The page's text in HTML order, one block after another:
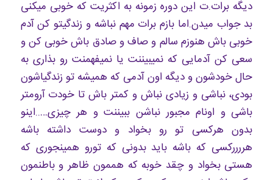
دیگه برات.ت این دوره زمونه به اکثریت که خوبی میکنی
بد جواب میدن.اما بازم برات مهم نباشه و زندگیتو کن آدم
خوبی باش هنوزم سالم و صاف و صادق باش خوبی کن و
سعی کن آدمایی که نمیبیننت یا نمیفهمنت رو بذاری به
حال خودشون و دیگه اون آدمی که همیشه تو زندگیاشون
بودی، نباشی و زیادی نباش و کمتر باش تا خودت آرومتر
باشی و اونام مجبور نباشن ببیننت و هر چیزی…..اینو
بدون هرکسی تو رو بخواد و دوست داشته باشه
هررررکسی که باشه باید بدونی که تورو همینجوری که
هستی بخواد و چقد خوبه که هممون ظاهر و باطنمون